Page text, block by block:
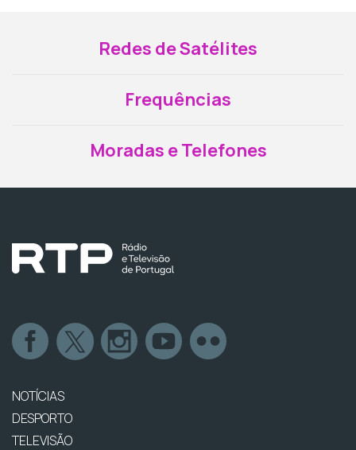
Redes de Satélites
Frequências
Moradas e Telefones
NOTÍCIAS
DESPORTO
TELEVISÃO